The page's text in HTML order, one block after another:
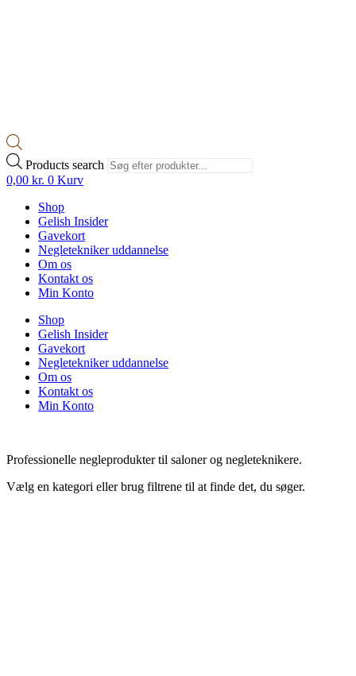
Products search
0,00 kr. 0 Kurv
Shop
Gelish Insider
Gavekort
Negletekniker uddannelse
Om os
Kontakt os
Min Konto
Shop
Gelish Insider
Gavekort
Negletekniker uddannelse
Om os
Kontakt os
Min Konto
Professionelle negleprodukter til saloner og negleteknikere.
Vælg en kategori eller brug filtrene til at finde det, du søger.